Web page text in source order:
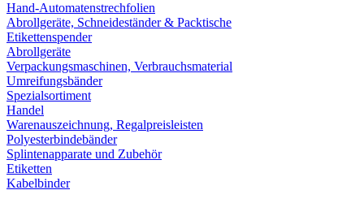
Hand-Automatenstrechfolien
Abrollgeräte, Schneideständer & Packtische
Etikettenspender
Abrollgeräte
Verpackungsmaschinen, Verbrauchsmaterial
Umreifungsbänder
Spezialsortiment
Handel
Warenauszeichnung, Regalpreisleisten
Polyesterbindebänder
Splintenapparate und Zubehör
Etiketten
Kabelbinder